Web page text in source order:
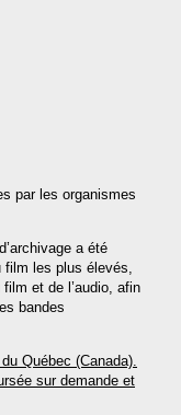
par les organismes
a été
film les plus élevés,
et de l’audio, afin
bandes
Québec (Canada).
sur demande et